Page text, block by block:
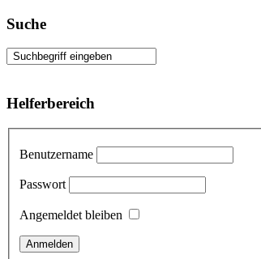
Suche
Helferbereich
Benutzername
Passwort
Angemeldet bleiben